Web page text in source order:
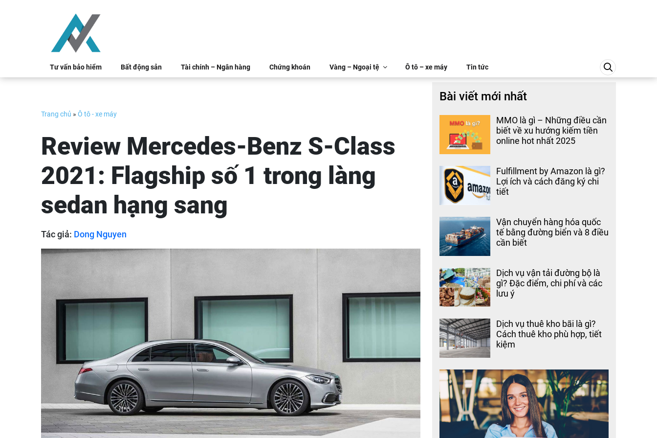
Tư vấn bảo hiểm Bất động sản Tài chính – Ngân hàng Chứng khoán Vàng – Ngoại tệ Ô tô – xe máy Tin tức
Trang chủ » Ô tô - xe máy
Review Mercedes-Benz S-Class
2021: Flagship số 1 trong làng
sedan hạng sang
Tác giả: Dong Nguyen
Bài viết mới nhất
MMO là gì – Những điều cần
biết về xu hướng kiếm tiền
online hot nhất 2025
Fulfillment by Amazon là gì?
Lợi ích và cách đăng ký chi
tiết
Vận chuyển hàng hóa quốc
tế bằng đường biển và 8 điều
cần biết
Dịch vụ vận tải đường bộ là
gì? Đặc điểm, chi phí và các
lưu ý
Dịch vụ thuê kho bãi là gì?
Cách thuê kho phù hợp, tiết
kiệm